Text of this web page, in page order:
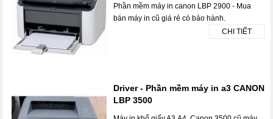
Phần mềm máy in canon LBP 2900 - Mua
bán máy in cũ giá rẻ có bảo hành.
CHI TIẾT
Driver - Phần mềm máy in a3 CANON
LBP 3500